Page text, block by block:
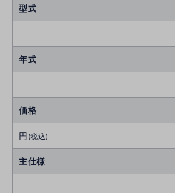
型式
年式
価格
円 (税込)
主仕様